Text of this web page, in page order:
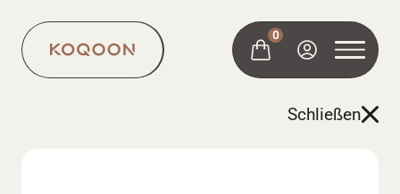
0
Schließen